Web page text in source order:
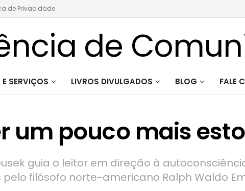
de Privacidade
SERVIÇOS LIVROS DIVULGADOS BLOG FALE
um pouco mais
guia o leitor em direção à
filósofo norte-americano Ralph Waldo